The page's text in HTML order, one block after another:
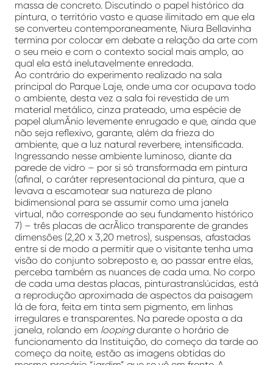
massa de concreto. Discutindo o papel histórico da
pintura, o território vasto e quase ilimitado em que ela
se converteu contemporaneamente, Niura Bellavinha
termina por colocar em debate a relação da arte com
o seu meio e com o contexto social mais amplo, ao
qual ela está inelutavelmente enredada.
Ao contrário do experimento realizado na sala
principal do Parque Laje, onde uma cor ocupava todo
o ambiente, desta vez a sala foi revestida de um
material metálico, cinza prateado, uma espécie de
papel alumÃ­nio levemente enrugado e que, ainda que
não seja reflexivo, garante, além da frieza do
ambiente, que a luz natural reverbere, intensificada.
Ingressando nesse ambiente luminoso, diante da
parede de vidro – por si só transformada em pintura
(afinal, o caráter representacional da pintura, que a
levava a escamotear sua natureza de plano
bidimensional para se assumir como uma janela
virtual, não corresponde ao seu fundamento histórico
7) – três placas de acrÃ­lico transparente de grandes
dimensões (2,20 x 3,20 metros), suspensas, afastadas
entre si de modo a permitir que o visitante tenha uma
visão do conjunto sobreposto e, ao passar entre elas,
perceba também as nuances de cada uma. No corpo
de cada uma destas placas, pinturastranslúcidas, está
a reprodução aproximada de aspectos da paisagem
lá de fora, feita em tinta sem pigmento, em linhas
irregulares e transparentes. Na parede oposta a da
janela, rolando em loopingdurante o horário de
funcionamento da Instituição, do começo da tarde ao
começo da noite, estão as imagens obtidas do